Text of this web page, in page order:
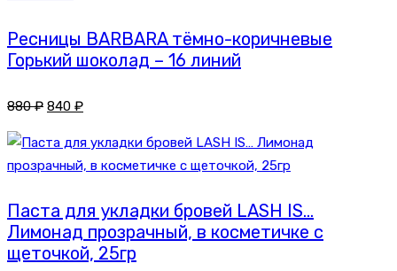
Ресницы BARBARA тёмно-коричневые
Горький шоколад – 16 линий
880₽ 840 ₽
Паста для укладки бровей LASH IS…
Лимонад прозрачный, в косметичке с
щеточкой, 25гр